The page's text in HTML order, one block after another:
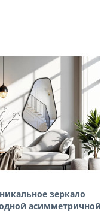
зеркало
асимметричной